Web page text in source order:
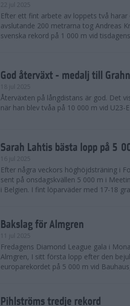
22 jul 2025
Efter ett fint arbete av loppets två
avslutande 200 metrarna tog Andreas
svenska rekord på 1 000 m vid
God återväxt - medalj till Grahn
18 jul 2025
Återväxten på långdistans är god. Det
när han blev tvåa på 10 000 m vid U23-
Sarah Lahtis bästa lopp på 5
16 jul 2025
Efter några veckors höghöjdsträning i
sent på onsdagskvällen 5 000 m i
i Belgien. I fint löparväder med 17-18
Bakslag för Almgren
11 jul 2025
Fredagens Diamond League gala i
Almgren, I sitt första lopp efter den
europarekordet på 5 000 m vid
Pihlströms tredje rekord